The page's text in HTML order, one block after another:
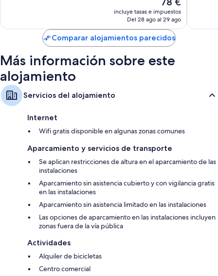
precio
actual
de
78 €
incluye tasas e impuestos
Del 28 ago al 29 ago
Comparar alojamientos parecidos
Más información sobre este
alojamiento
Servicios del alojamiento
Internet
Wifi gratis disponible en algunas zonas comunes
Aparcamiento y servicios de transporte
Se aplican restricciones de altura en el aparcamiento de las
instalaciones
Aparcamiento sin asistencia cubierto y con vigilancia gratis
en las instalaciones
Aparcamiento sin asistencia limitado en las instalaciones
Las opciones de aparcamiento en las instalaciones incluyen
zonas fuera de la vía pública
Actividades
Alquiler de bicicletas
Centro comercial